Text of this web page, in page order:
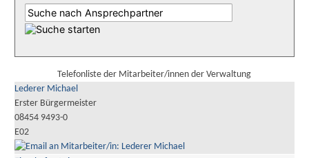
Telefonliste der Mitarbeiter/innen der Verwaltung
Lederer Michael
Erster Bürgermeister
08454 9493-0
E02